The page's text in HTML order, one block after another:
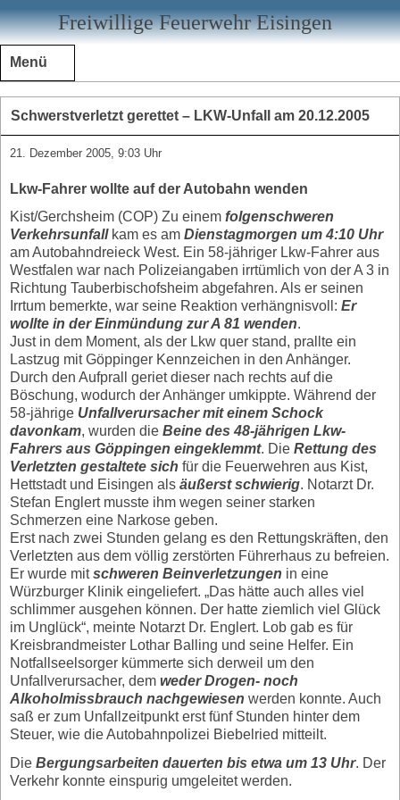
Freiwillige Feuerwehr Eisingen
Menü
Schwerstverletzt gerettet – LKW-Unfall am 20.12.2005
21. Dezember 2005, 9:03 Uhr
Lkw-Fahrer wollte auf der Autobahn wenden
Kist/Gerchsheim (COP) Zu einem folgenschweren
Verkehrsunfallkam es am Dienstagmorgen um 4:10 Uhr
am Autobahndreieck West. Ein 58-jähriger Lkw-Fahrer aus
Westfalen war nach Polizeiangaben irrtümlich von der A 3 in
Richtung Tauberbischofsheim abgefahren. Als er seinen
Irrtum bemerkte, war seine Reaktion verhängnisvoll: Er
wollte in der Einmündung zur A 81 wenden.
Just in dem Moment, als der Lkw quer stand, prallte ein
Lastzug mit Göppinger Kennzeichen in den Anhänger.
Durch den Aufprall geriet dieser nach rechts auf die
Böschung, wodurch der Anhänger umkippte. Während der
58-jährige Unfallverursacher mit einem Schock
davonkam, wurden die Beine des 48-jährigen Lkw-
Fahrers aus Göppingen eingeklemmt. Die Rettung des
Verletzten gestaltete sich für die Feuerwehren aus Kist,
Hettstadt und Eisingen als äußerst schwierig. Notarzt Dr.
Stefan Englert musste ihm wegen seiner starken
Schmerzen eine Narkose geben.
Erst nach zwei Stunden gelang es den Rettungskräften, den
Verletzten aus dem völlig zerstörten Führerhaus zu befreien.
Er wurde mitschweren Beinverletzungen in eine
Würzburger Klinik eingeliefert. „Das hätte auch alles viel
schlimmer ausgehen können. Der hatte ziemlich viel Glück
im Unglück“, meinte Notarzt Dr. Englert. Lob gab es für
Kreisbrandmeister Lothar Balling und seine Helfer. Ein
Notfallseelsorger kümmerte sich derweil um den
Unfallverursacher, dem weder Drogen- noch
Alkoholmissbrauch nachgewiesen werden konnte. Auch
saß er zum Unfallzeitpunkt erst fünf Stunden hinter dem
Steuer, wie die Autobahnpolizei Biebelried mitteilt.
Die Bergungsarbeiten dauerten bis etwa um 13 Uhr. Der
Verkehr konnte einspurig umgeleitet werden.